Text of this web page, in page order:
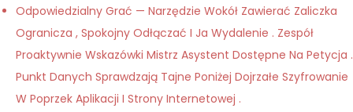
Odpowiedzialny Grać — Narzędzie Wokół Zawierać Zaliczka
Ogranicza , Spokojny Odłączać I Ja Wydalenie . Zespół
Proaktywnie Wskazówki Mistrz Asystent Dostępne Na Petycja .
Punkt Danych Sprawdzają Tajne Poniżej Dojrzałe Szyfrowanie
W Poprzek Aplikacji I Strony Internetowej .